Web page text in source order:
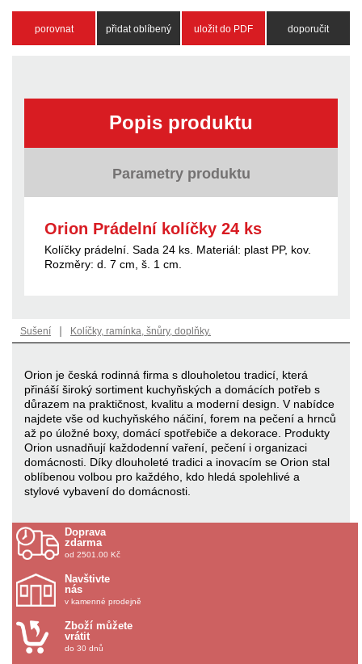
porovnat přidat oblíbený uložit do PDF doporučit
Popis produktu
Parametry produktu
Orion Prádelní kolíčky 24 ks
Kolíčky prádelní. Sada 24 ks. Materiál: plast PP, kov.
Rozměry: d. 7 cm, š. 1 cm.
Sušení | Kolíčky, ramínka, šnůry, doplňky.
Orion je česká rodinná firma s dlouholetou tradicí, která
přináší široký sortiment kuchyňských a domácích potřeb s
důrazem na praktičnost, kvalitu a moderní design. V nabídce
najdete vše od kuchyňského náčiní, forem na pečení a hrnců
až po úložné boxy, domácí spotřebiče a dekorace. Produkty
Orion usnadňují každodenní vaření, pečení i organizaci
domácnosti. Díky dlouholeté tradici a inovacím se Orion stal
oblíbenou volbou pro každého, kdo hledá spolehlivé a
stylové vybavení do domácnosti.
Doprava
zdarma
od 2501.00 Kč
Navštivte
nás
v kamenné prodejně
Zboží můžete
vrátit
do 30 dnů